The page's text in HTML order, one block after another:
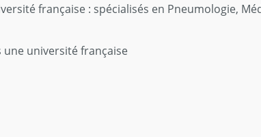
française : spécialisés en Pneumologie,
une université française